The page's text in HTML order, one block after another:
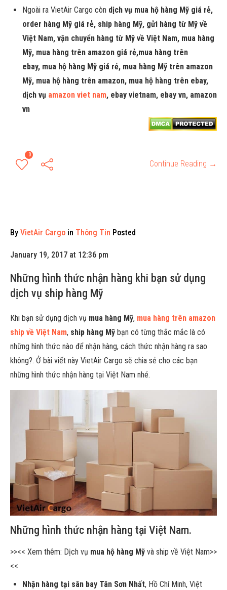
Ngoài ra VietAir Cargo còn dịch vụ mua hộ hàng Mỹ giá rẻ,
order hàng Mỹ giá rẻ, ship hàng Mỹ, gửi hàng từ Mỹ về
Việt Nam, vận chuyển hàng từ Mỹ về Việt Nam, mua hàng
Mỹ, mua hàng trên amazon giá rẻ,mua hàng trên
ebay, mua hộ hàng Mỹ giá rẻ, mua hàng Mỹ trên amazon
Mỹ, mua hộ hàng trên amazon, mua hộ hàng trên ebay,
dịch vụ amazon viet nam, ebay vietnam, ebay vn, amazon
vn
0
Continue Reading →
By VietAir Cargo in Thông Tin Posted
January 19, 2017 at 12:36 pm
Những hình thức nhận hàng khi bạn sử dụng
dịch vụ ship hàng Mỹ
Khi bạn sử dụng dịch vụ mua hàng Mỹ, mua hàng trên amazon
ship về Việt Nam, ship hàng Mỹ bạn có từng thắc mắc là có
những hình thức nào để nhận hàng, cách thức nhận hàng ra sao
không?. Ở bài viết này VietAir Cargo sẽ chia sẻ cho các bạn
những hình thức nhận hàng tại Việt Nam nhé.
Những hình thức nhận hàng tại Việt Nam.
>><< Xem thêm: Dịch vụ mua hộ hàng Mỹ và ship về Việt Nam>>
<<
Nhận hàng tại sân bay Tân Sơn Nhất, Hồ Chí Minh, Việt